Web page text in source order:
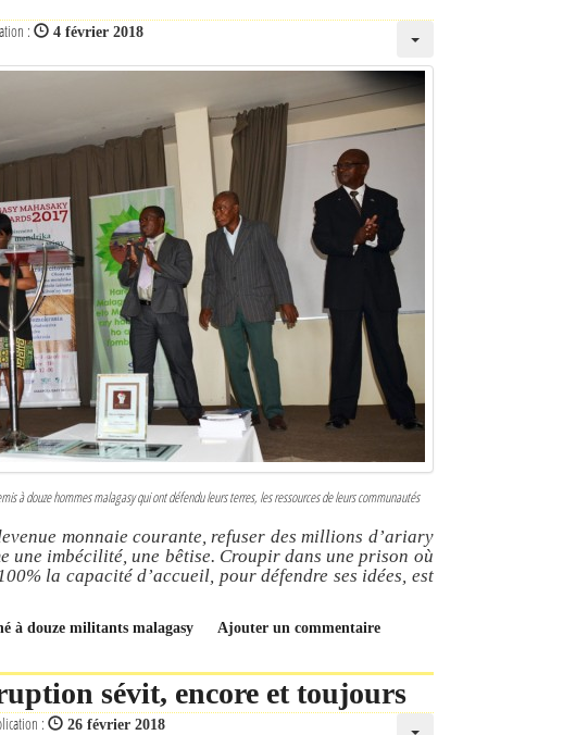
: 4 février 2018
à douze hommes malagasy qui ont défendu leurs terres, les ressources de leurs communautés
monnaie courante, refuser des millions d’ariary
une imbécilité, une bêtise. Croupir dans une prison où
la capacité d’accueil, pour défendre ses idées, est
à douze militants malagasy Ajouter un commentaire
sévit, encore et toujours
: 26 février 2018